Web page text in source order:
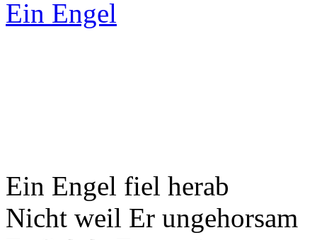
Ein Engel
Ein Engel fiel herab
Nicht weil Er ungehorsam